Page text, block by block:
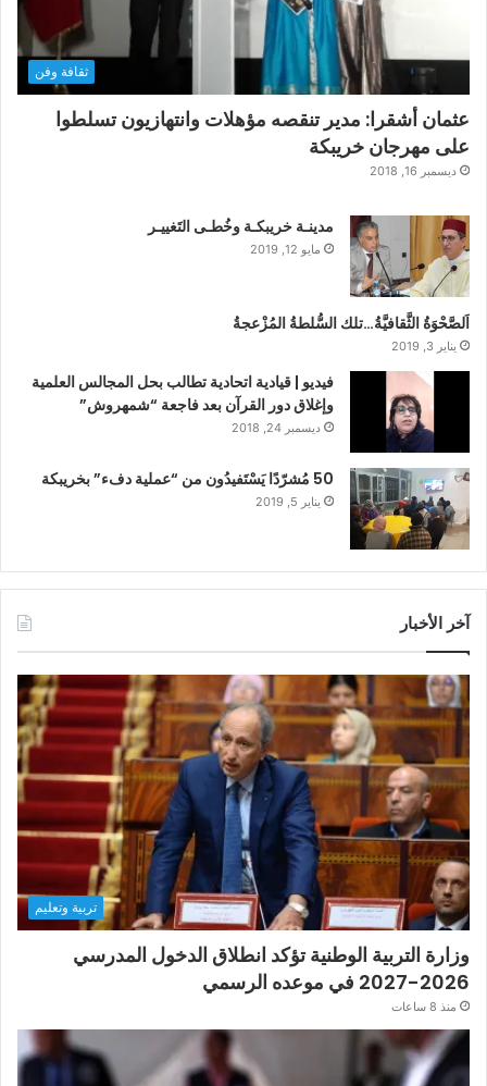
ثقافة وفن
عثمان أشقرا: مدير تنقصه مؤهلات وانتهازيون تسلطوا
على مهرجان خريبكة
ديسمبر 16, 2018
مدينـة خريبكـة وخُطـى التَغييـر
مايو 12, 2019
اَلصَّحْوَةُ الثَّقافيَّةُ…تلك السُّلطةُ المُزْعجةُ
يناير 3, 2019
فيديو | قيادية اتحادية تطالب بحل المجالس العلمية
وإغلاق دور القرآن بعد فاجعة “شمهروش”
ديسمبر 24, 2018
50 مُشرّدًا يَسْتَفيدُون من “عملية دفء” بخريبكة
يناير 5, 2019
آخر الأخبار
تربية وتعليم
وزارة التربية الوطنية تؤكد انطلاق الدخول المدرسي
2026-2027 في موعده الرسمي
منذ 8 ساعات